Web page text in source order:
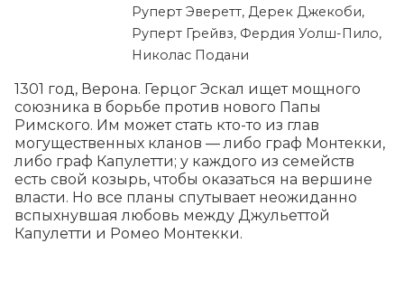
Руперт Эверетт, Дерек Джекоби,
Руперт Грейвз, Фердия Уолш-Пило,
Николас Подани
1301 год, Верона. Герцог Эскал ищет мощного
союзника в борьбе против нового Папы
Римского. Им может стать кто-то из глав
могущественных кланов — либо граф Монтекки,
либо граф Капулетти; у каждого из семейств
есть свой козырь, чтобы оказаться на вершине
власти. Но все планы спутывает неожиданно
вспыхнувшая любовь между Джульеттой
Капулетти и Ромео Монтекки.